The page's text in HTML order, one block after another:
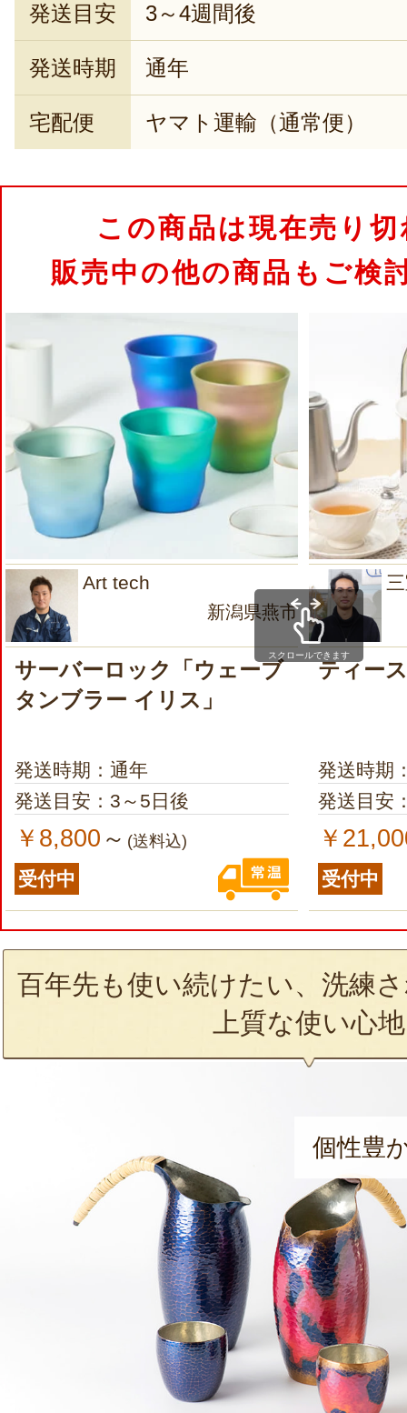
発送目安 3～4週間後
発送時期 通年
宅配便 ヤマト運輸（通常便）
この商品は現在売り
販売中の他の商品もご検
Art tech
新潟県燕市
サーバーロック「ウェーブ
タンブラー イリス」
発送時期：通年
発送目安：3～5日後
￥8,800 ～ (送料込)
受付中
ティー
発送時期
発送目安
￥
受付中
スクロールできます
百年先も使い続けたい、洗練
上質な使い心地
個性豊